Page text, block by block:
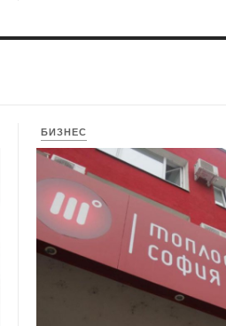
БИЗНЕС